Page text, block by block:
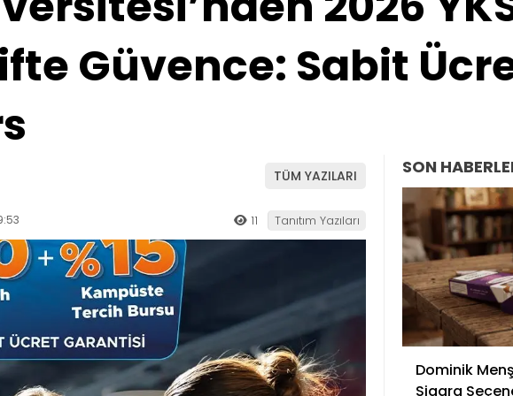
Van
Yozgat
Güvence: Sabit
TÜM YAZILARI
11 Tanıtım Yazıları
SON
Dominik
Sigara